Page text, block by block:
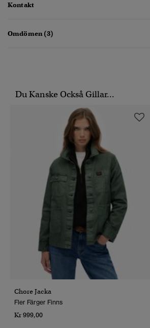
Kontakt
Omdömen (3)
Du Kanske Också Gillar...
Chore Jacka
Fler Färger Finns
Kr 999,00